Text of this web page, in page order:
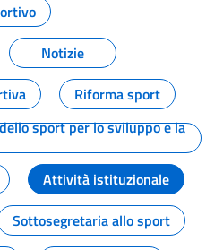
Notizie
Riforma sport
sport per lo sviluppo e la
Attività istituzionale
Sottosegretaria allo sport